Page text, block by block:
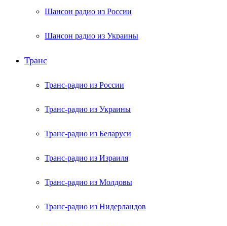
Шансон радио из России
Шансон радио из Украины
Транс
Транс-радио из России
Транс-радио из Украины
Транс-радио из Беларуси
Транс-радио из Израиля
Транс-радио из Молдовы
Транс-радио из Нидерландов